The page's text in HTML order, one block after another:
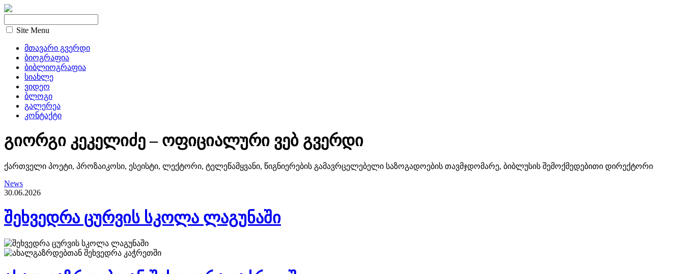
Site Menu
მთავარი გვერდი
ბიოგრაფია
ბიბლიოგრაფია
სიახლე
ვიდეო
ბლოგი
გალერეა
კონტაქტი
გიორგი კეკელიძე – ოფიციალური ვებ გვერდი
ქართველი პოეტი, პროზაიკოსი, ესეისტი, ლექტორი, ტელეწამყვანი, წიგნიერების გამავრცელებელი საზოგადოების თავმჯდომარე, ბიბლუსის შემოქმედებითი დირექტორი
News
30.06.2026
შეხვედრა ცურვის სკოლა ლაგუნაში